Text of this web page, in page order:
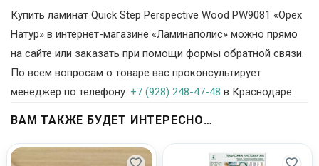
Купить ламинат Quick Step Perspective Wood PW9081 «Орех
Натур» в интернет-магазине «Ламинаполис» можно прямо
на сайте или заказать при помощи формы обратной связи.
По всем вопросам о товаре вас проконсультирует
менеджер по телефону: +7 (928) 248-47-48 в Краснодаре.
ВАМ ТАКЖЕ БУДЕТ ИНТЕРЕСНО…